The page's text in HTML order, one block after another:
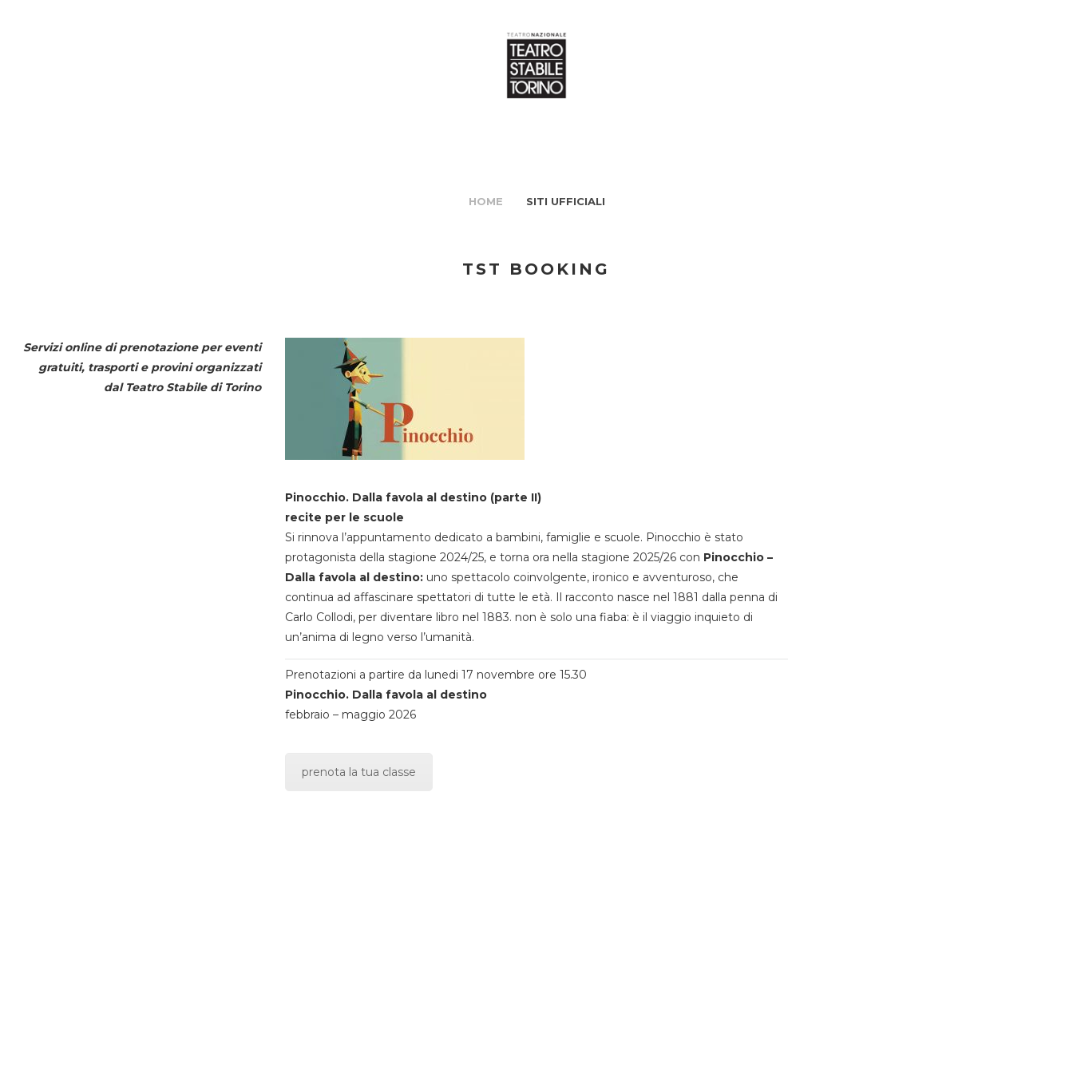
HOME SITI UFFICIALI
TST BOOKING
Servizi online di prenotazione per eventi
gratuiti, trasporti e provini organizzati
dal Teatro Stabile di Torino
Pinocchio. Dalla favola al destino (parte II)
recite per le scuole
Si rinnova l’appuntamento dedicato a bambini, famiglie e scuole. Pinocchio è stato
protagonista della stagione 2024/25, e torna ora nella stagione 2025/26 con Pinocchio –
Dalla favola al destino:uno spettacolo coinvolgente, ironico e avventuroso, che
continua ad affascinare spettatori di tutte le età. Il racconto nasce nel 1881 dalla penna di
Carlo Collodi, per diventare libro nel 1883. non è solo una fiaba: è il viaggio inquieto di
un’anima di legno verso l’umanità.
Prenotazioni a partire da lunedi 17 novembre ore 15.30
Pinocchio. Dalla favola al destino
febbraio – maggio 2026
prenota la tua classe